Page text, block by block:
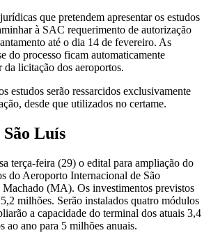
que pretendem apresentar os estudos
à SAC requerimento de autorização
até o dia 14 de fevereiro. As
do processo ficam automaticamente
licitação dos aeroportos.
estudos serão ressarcidos exclusivamente
desde que utilizados no certame.
Luís
terça-feira (29) o edital para ampliação do
do Aeroporto Internacional de São
(MA). Os investimentos previstos
milhões. Serão instalados quatro módulos
a capacidade do terminal dos atuais 3,4
ao ano para 5 milhões anuais.